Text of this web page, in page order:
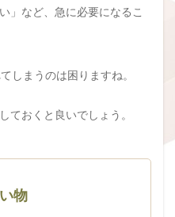
」など、急に必要になるこ
しまうのは困りますね。
ておくと良いでしょう。
物